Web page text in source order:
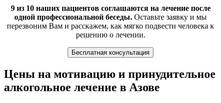
9 из 10 наших пациентов соглашаются на лечение после
одной профессиональной беседы. Оставьте заявку и мы
перезвоним Вам и расскажем, как мягко подвести человека к
решению о лечении.
Бесплатная консультация
Цены на мотивацию и принудительное
алкогольное лечение в Азове